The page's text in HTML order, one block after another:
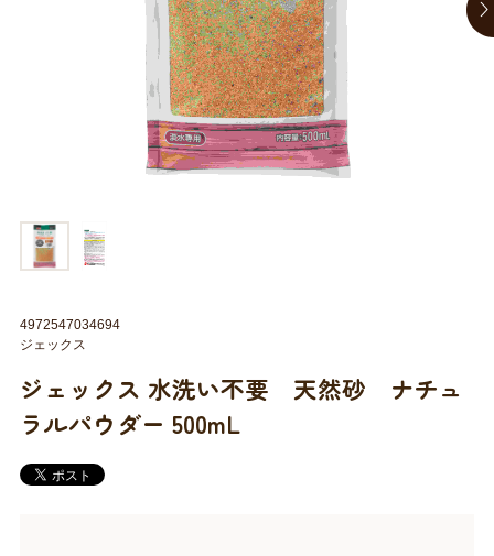
ジェックス 水洗い不要 天然砂 ナチュ
ラルパウダー 500mL
4972547034694
ジェックス